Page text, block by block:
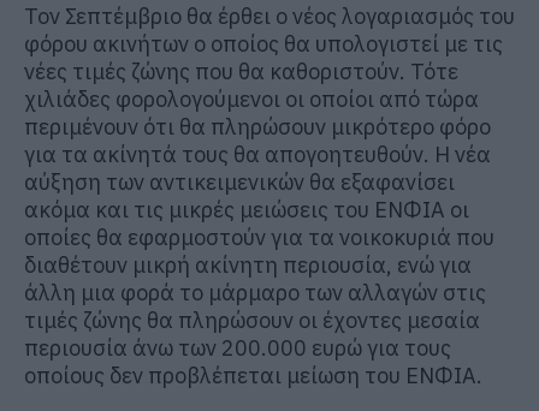
Τον Σεπτέμβριο θα έρθει ο νέος λογαριασμός του
φόρου ακινήτων ο οποίος θα υπολογιστεί με τις
νέες τιμές ζώνης που θα καθοριστούν. Τότε
χιλιάδες φορολογούμενοι οι οποίοι από τώρα
περιμένουν ότι θα πληρώσουν μικρότερο φόρο
για τα ακίνητά τους θα απογοητευθούν. Η νέα
αύξηση των αντικειμενικών θα εξαφανίσει
ακόμα και τις μικρές μειώσεις του ΕΝΦΙΑ οι
οποίες θα εφαρμοστούν για τα νοικοκυριά που
διαθέτουν μικρή ακίνητη περιουσία, ενώ για
άλλη μια φορά το μάρμαρο των αλλαγών στις
τιμές ζώνης θα πληρώσουν οι έχοντες μεσαία
περιουσία άνω των 200.000 ευρώ για τους
οποίους δεν προβλέπεται μείωση του ΕΝΦΙΑ.